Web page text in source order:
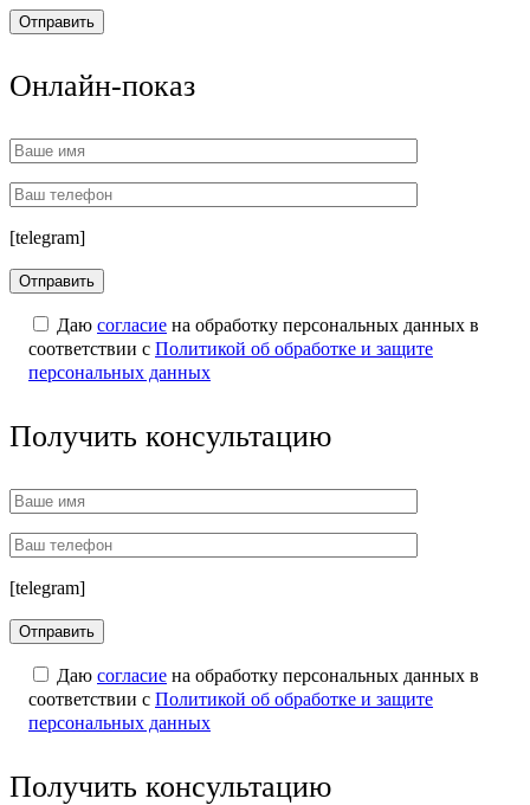
Онлайн-показ
[telegram]
Даю согласие на обработку персональных данных в
соответствии с Политикой об обработке и защите
персональных данных
Получить консультацию
[telegram]
Даю согласие на обработку персональных данных в
соответствии с Политикой об обработке и защите
персональных данных
Получить консультацию